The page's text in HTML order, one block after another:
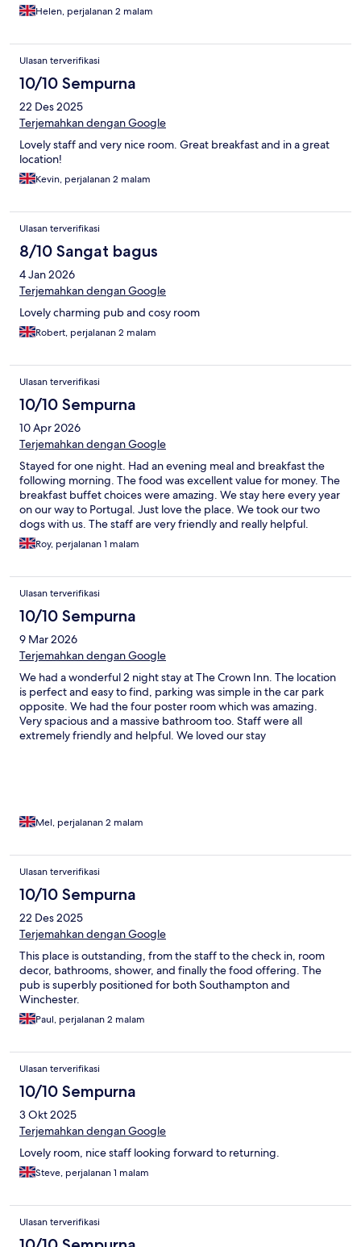
Helen, perjalanan 2 malam
Ulasan terverifikasi
10/10 Sempurna
22 Des 2025
Terjemahkan dengan Google
Lovely staff and very nice room. Great breakfast and in a great
location!
Kevin, perjalanan 2 malam
Ulasan terverifikasi
8/10 Sangat bagus
4 Jan 2026
Terjemahkan dengan Google
Lovely charming pub and cosy room
Robert, perjalanan 2 malam
Ulasan terverifikasi
10/10 Sempurna
10 Apr 2026
Terjemahkan dengan Google
Stayed for one night. Had an evening meal and breakfast the
following morning. The food was excellent value for money. The
breakfast buffet choices were amazing. We stay here every year
on our way to Portugal. Just love the place. We took our two
dogs with us. The staff are very friendly and really helpful.
Roy, perjalanan 1 malam
Ulasan terverifikasi
10/10 Sempurna
9 Mar 2026
Terjemahkan dengan Google
We had a wonderful 2 night stay at The Crown Inn. The location
is perfect and easy to find, parking was simple in the car park
opposite. We had the four poster room which was amazing.
Very spacious and a massive bathroom too. Staff were all
extremely friendly and helpful. We loved our stay
Mel, perjalanan 2 malam
Ulasan terverifikasi
10/10 Sempurna
22 Des 2025
Terjemahkan dengan Google
This place is outstanding, from the staff to the check in, room
decor, bathrooms, shower, and finally the food offering. The
pub is superbly positioned for both Southampton and
Winchester.
Paul, perjalanan 2 malam
Ulasan terverifikasi
10/10 Sempurna
3 Okt 2025
Terjemahkan dengan Google
Lovely room, nice staff looking forward to returning.
Steve, perjalanan 1 malam
Ulasan terverifikasi